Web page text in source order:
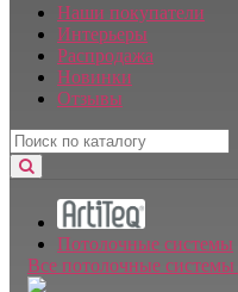
Наши покупатели
Интерьеры
Распродажа
Новинки
Отзывы
Потолочные системы
Все потолочные системы